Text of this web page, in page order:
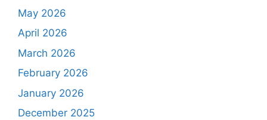
May 2026
April 2026
March 2026
February 2026
January 2026
December 2025